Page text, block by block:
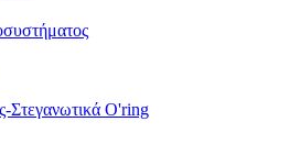
Στεγανωτικά O'ring